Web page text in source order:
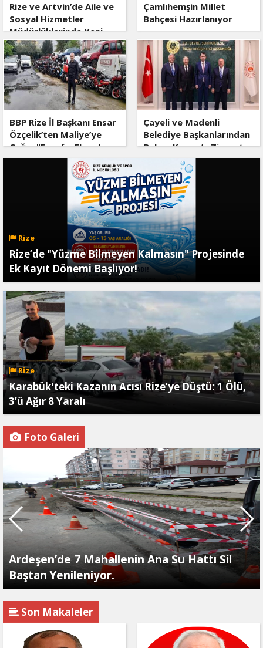
Rize ve Artvin’de Aile ve
Sosyal Hizmetler
Müdürlüklerinde Yeni
Dönem
Çamlıhemşin Millet
Bahçesi Hazırlanıyor
BBP Rize İl Başkanı Ensar
Özçelik’ten Maliye’ye
Çağrı: "Esnafın Ekmek
Teknesine Haciz Borcu
Ödetmez, Üretimi
Çayeli ve Madenli
Belediye Başkanlarından
Bakan Kurum’a Ziyaret
Rize
Rize’de "Yüzme Bilmeyen Kalmasın" Projesinde
Ek Kayıt Dönemi Başlıyor!
Rize
Karabük'teki Kazanın Acısı Rize’ye Düştü: 1 Ölü,
3’ü Ağır 8 Yaralı
Foto Galeri
Ardeşen’de 7 Mahallenin Ana Su Hattı Sil
Baştan Yenileniyor.
Son Makaleler